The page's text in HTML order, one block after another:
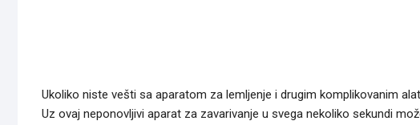
Ukoliko niste vešti sa aparatom za lemljenje i drugim komplikovanim
Uz ovaj neponovljivi aparat za zavarivanje u svega nekoliko sekundi